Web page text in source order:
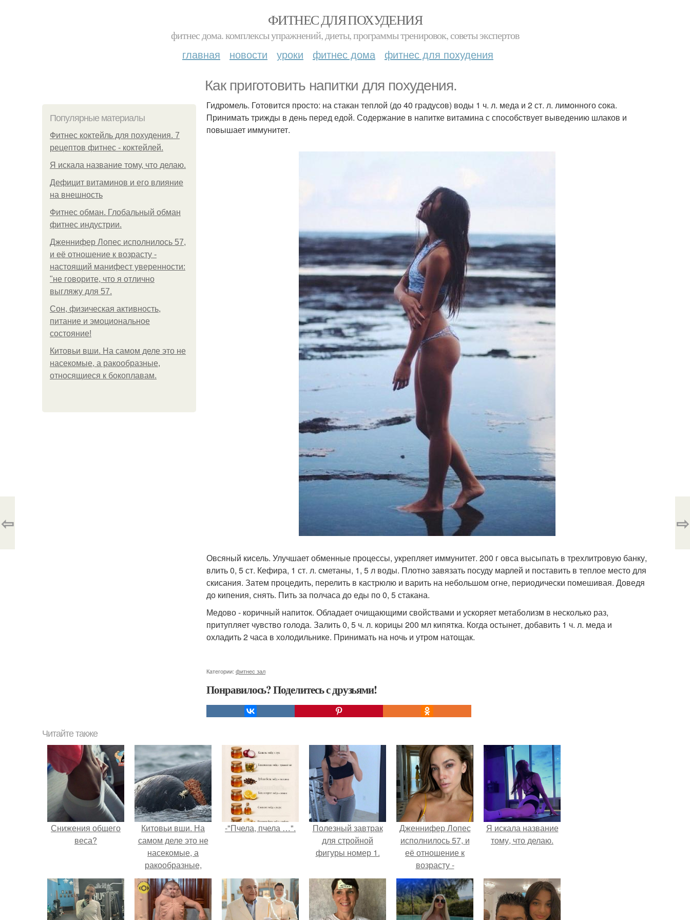
ФИТНЕС ДЛЯ ПОХУДЕНИЯ
фитнес дома. комплексы упражнений, диеты, программы тренировок, советы экспертов
главная новости уроки фитнес дома фитнес для похудения
Как приготовить напитки для похудения.
Популярные материалы
Фитнес коктейль для похудения. 7
рецептов фитнес - коктейлей.
Я искала название тому, что делаю.
Дефицит витаминов и его влияние
на внешность
Фитнес обман. Глобальный обман
фитнес индустрии.
Дженнифер Лопес исполнилось 57,
и её отношение к возрасту -
настоящий манифест уверенности:
"не говорите, что я отлично
выгляжу для 57.
Сон, физическая активность,
питание и эмоциональное
состояние!
Китовьи вши. На самом деле это не
насекомые, а ракообразные,
относящиеся к бокоплавам.
Гидромель. Готовится просто: на стакан теплой (до 40 градусов) воды 1 ч. л. меда и 2 ст. л. лимонного сока.
Принимать трижды в день перед едой. Содержание в напитке витамина с способствует выведению шлаков и
повышает иммунитет.
Овсяный кисель. Улучшает обменные процессы, укрепляет иммунитет. 200 г овса высыпать в трехлитровую банку,
влить 0, 5 ст. Кефира, 1 ст. л. сметаны, 1, 5 л воды. Плотно завязать посуду марлей и поставить в теплое место для
скисания. Затем процедить, перелить в кастрюлю и варить на небольшом огне, периодически помешивая. Доведя
до кипения, снять. Пить за полчаса до еды по 0, 5 стакана.
Медово - коричный напиток. Обладает очищающими свойствами и ускоряет метаболизм в несколько раз,
притупляет чувство голода. Залить 0, 5 ч. л. корицы 200 мл кипятка. Когда остынет, добавить 1 ч. л. меда и
охладить 2 часа в холодильнике. Принимать на ночь и утром натощак.
Категории: фитнес зал
Понравилось? Поделитесь с друзьями!
⇦ ⇨
Читайте также
Снижения общего
веса?
Китовьи вши. На
самом деле это не
насекомые, а
ракообразные,
относящиеся к
бокоплавам.
-"Пчела, пчела …".
Полезный завтрак
для стройной
фигуры номер 1.
Дженнифер Лопес
исполнилось 57, и
её отношение к
возрасту -
настоящий
манифест
уверенности: "не
говорите, что я
Я искала название
тому, что делаю.